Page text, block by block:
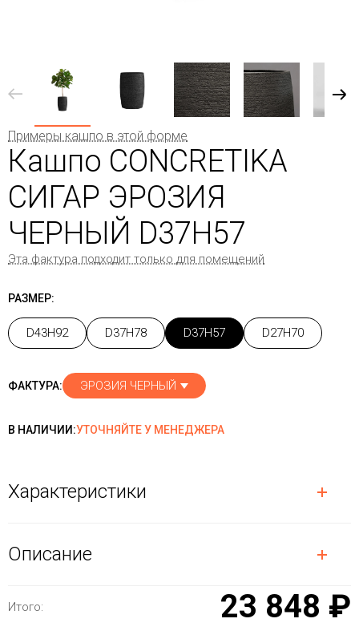
Примеры кашпо в этой форме
Кашпо CONCRETIKA
СИГАР ЭРОЗИЯ
ЧЕРНЫЙ D37H57
Эта фактура подходит только для помещений
РАЗМЕР:
D43H92 D37H78 D37H57 D27H70
ФАКТУРА: ЭРОЗИЯ ЧЕРНЫЙ
В НАЛИЧИИ:УТОЧНЯЙТЕ У МЕНЕДЖЕРА
Характеристики
Описание
Итого: 23 848 ₽